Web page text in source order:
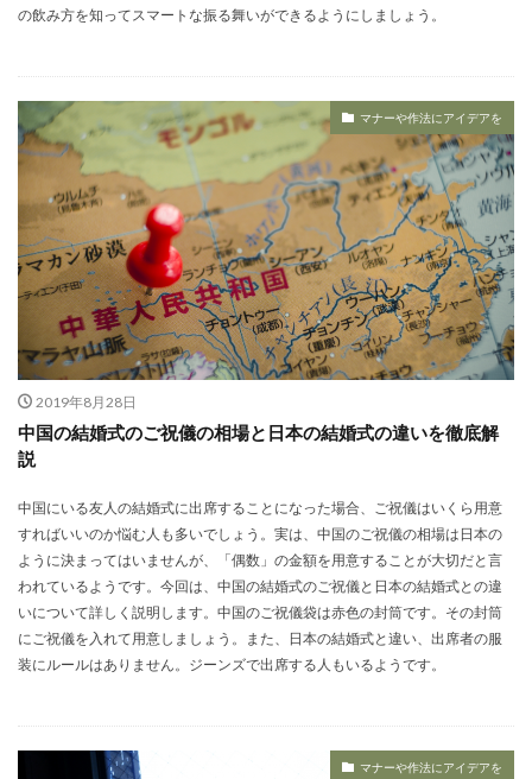
の飲み方を知ってスマートな振る舞いができるようにしましょう。
マナーや作法にアイデアを
2019年8月28日
中国の結婚式のご祝儀の相場と日本の結婚式の違いを徹底解
説
中国にいる友人の結婚式に出席することになった場合、ご祝儀はいくら用意
すればいいのか悩む人も多いでしょう。実は、中国のご祝儀の相場は日本の
ように決まってはいませんが、「偶数」の金額を用意することが大切だと言
われているようです。今回は、中国の結婚式のご祝儀と日本の結婚式との違
いについて詳しく説明します。中国のご祝儀袋は赤色の封筒です。その封筒
にご祝儀を入れて用意しましょう。また、日本の結婚式と違い、出席者の服
装にルールはありません。ジーンズで出席する人もいるようです。
マナーや作法にアイデアを